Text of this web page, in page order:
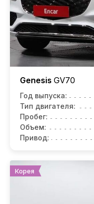
Genesis GV70
Год выпуска:
Тип двигателя:
Пробег:
Объем:
Привод:
Корея